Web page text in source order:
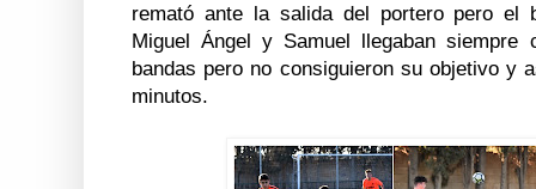
remató ante la salida del portero pero el
Miguel Ángel y Samuel llegaban siempre
bandas pero no consiguieron su objetivo y
minutos.